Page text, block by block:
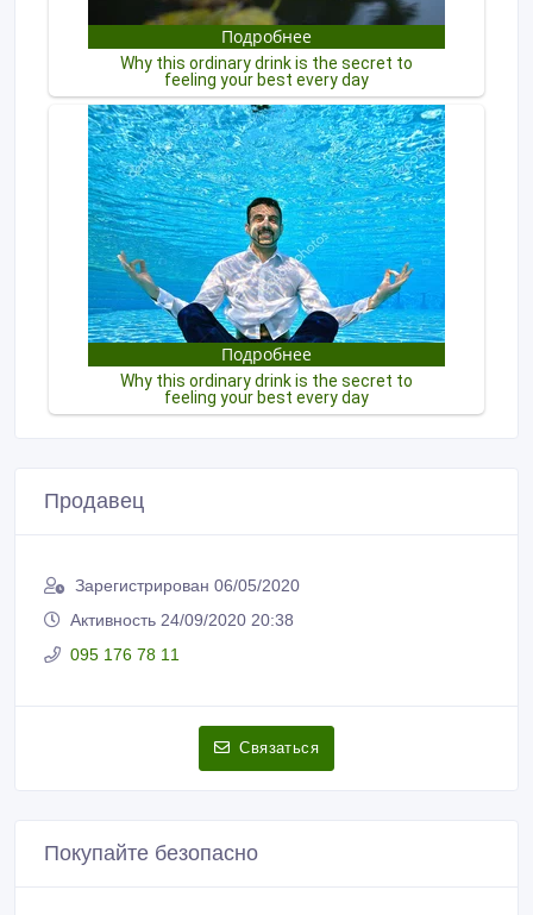
Продавец
Зарегистрирован 06/05/2020
Активность 24/09/2020 20:38
095 176 78 11
Связаться
Покупайте безопасно